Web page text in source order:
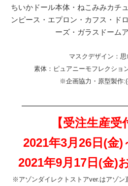
ちいかドール本体・ねこみみカチ
ンピース・エプロン・カフス・ド
ーズ・ガラスドーム
マスクデザイン：思
素体：ピュアニーモフレクショ
※企画協力・原型製作
【受注生産受
2021年3月26日(金)
2021年9月17日(金)
※アゾンダイレクトストアver.はアゾン